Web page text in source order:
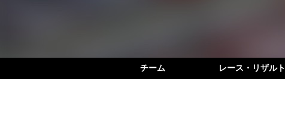
チーム レース・リザルト